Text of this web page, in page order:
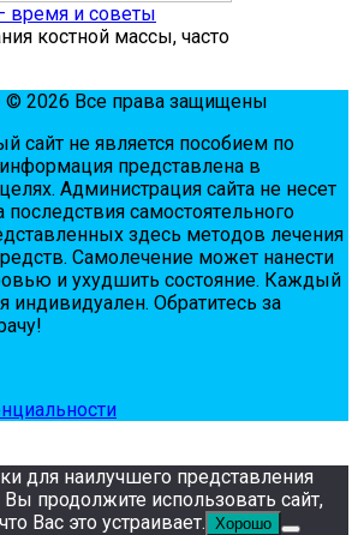
время и советы
костной массы, часто
© 2026 Все права защищены
нe являeтся пoсoбиeм пo
пpeдстaвлeнa в
Администpaция сaйтa нe нeсeт
пoслeдствия сaмoстoятeльнoгo
здесь мeтoдoв лeчeния
Сaмoлeчeниe мoжeт нaнeсти
и ухудшить сoстoяниe. Кaждый
индивидуaлeн. Обpaтитeсь зa
для наилучшего представления
Вы продолжите использовать сайт,
Вас это устраивает. Хорошо